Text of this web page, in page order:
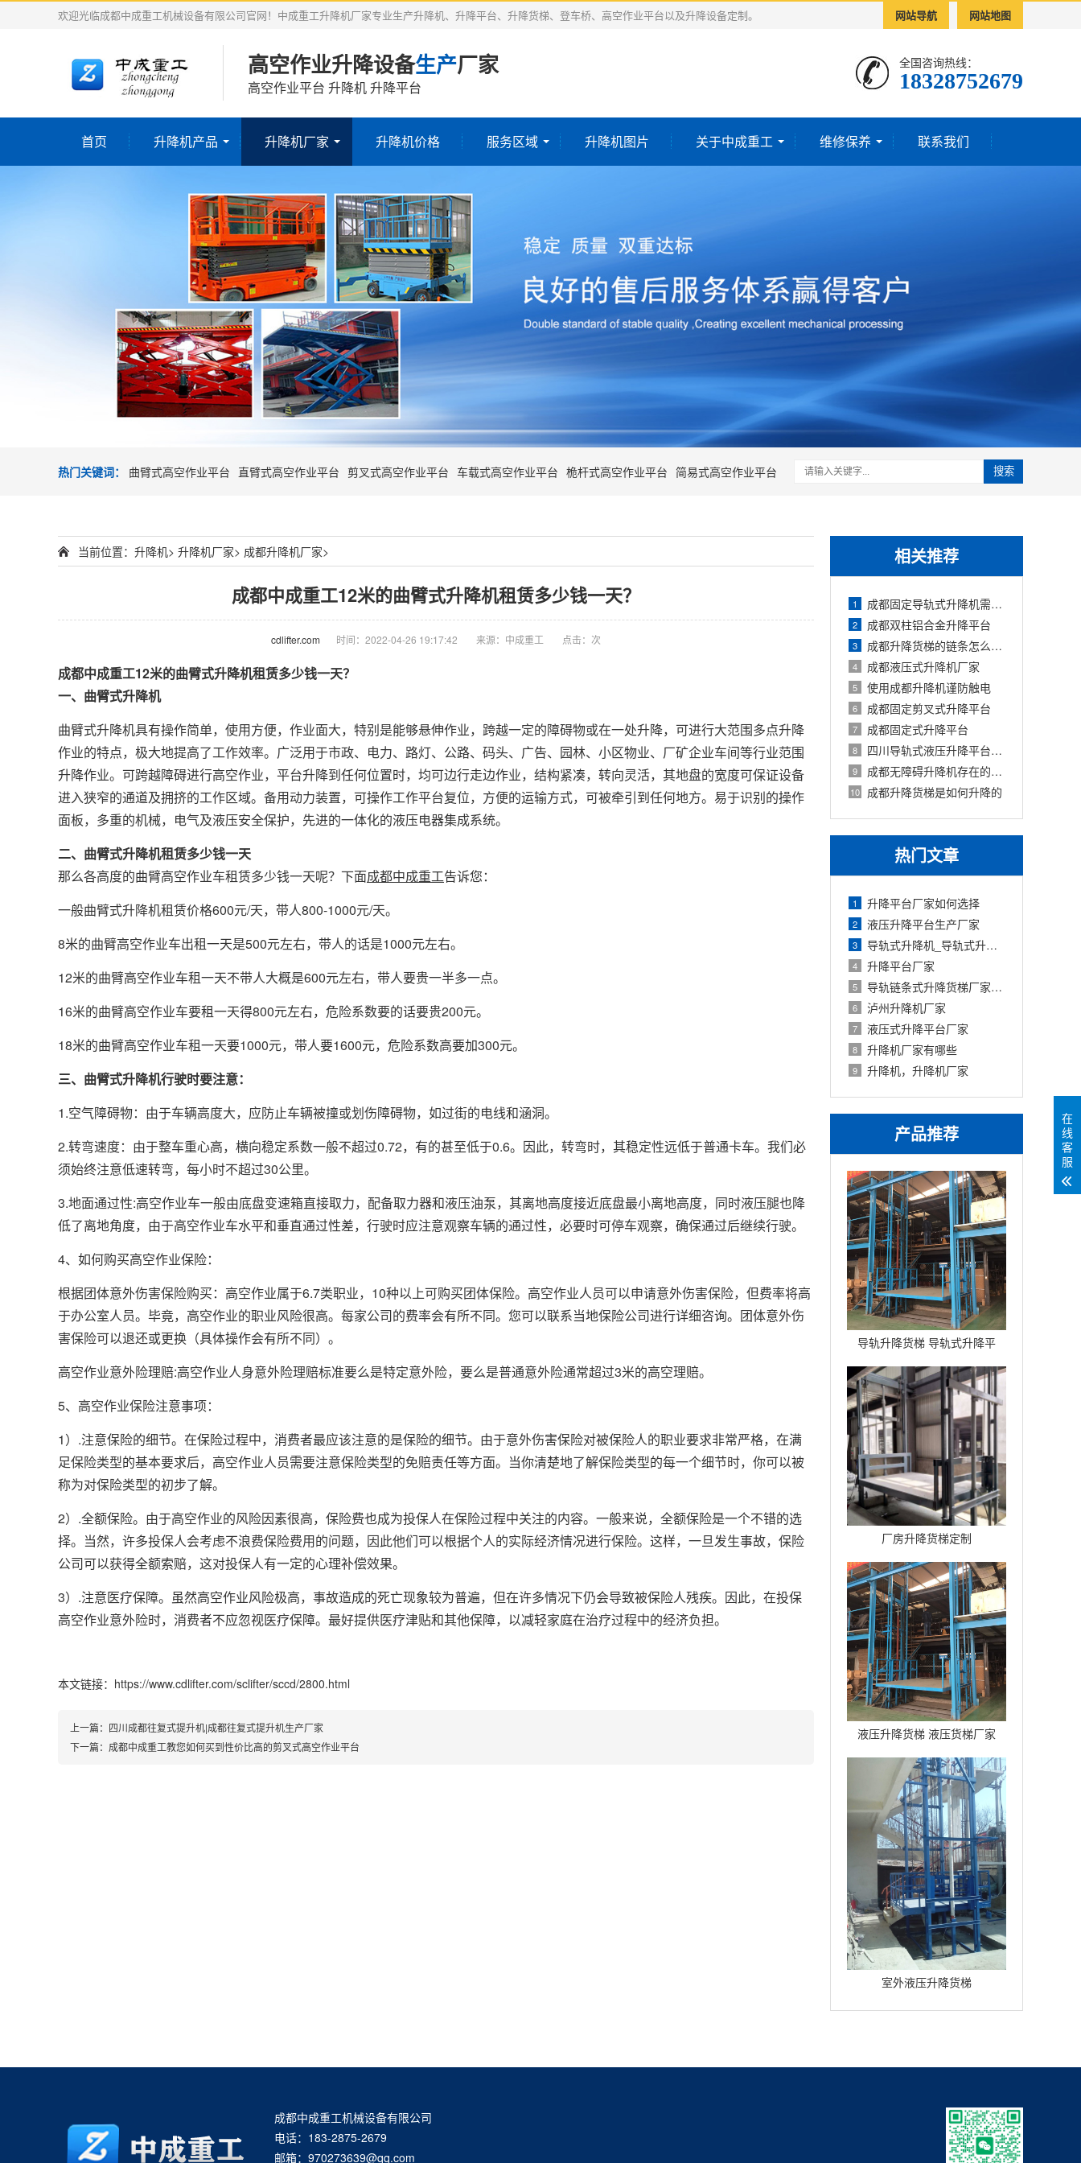
网站导航 网站地图
欢迎光临成都中成重工机械设备有限公司官网！中成重工升降机厂家专业生产升降机、升降平台、升降货梯、登车桥、高空作业平台以及升降设备定制。
高空作业升降设备生产厂家
高空作业平台 升降机 升降平台
全国咨询热线：
18328752679‬
首页 升降机产品 升降机厂家 升降机价格 服务区域 升降机图片 关于中成重工 维修保养 联系我们
热门关键词： 曲臂式高空作业平台 直臂式高空作业平台 剪叉式高空作业平台 车载式高空作业平台 桅杆式高空作业平台 简易式高空作业平台 搜索
相关推荐
1 成都固定导轨式升降机需要注意哪些问题
2 成都双柱铝合金升降平台
3 成都升降货梯的链条怎么保养
4 成都液压式升降机厂家
5 使用成都升降机谨防触电
6 成都固定剪叉式升降平台
7 成都固定式升降平台
8 四川导轨式液压升降平台使用注意事项有
9 成都无障碍升降机存在的价值
10 成都升降货梯是如何升降的
热门文章
1 升降平台厂家如何选择
2 液压升降平台生产厂家
3 导轨式升降机_导轨式升降平台厂家
4 升降平台厂家
5 导轨链条式升降货梯厂家定制
6 泸州升降机厂家
7 液压式升降平台厂家
8 升降机厂家有哪些
9 升降机，升降机厂家
产品推荐
导轨升降货梯 导轨式升降平
台
厂房升降货梯定制
液压升降货梯 液压货梯厂家
室外液压升降货梯
当前位置： 升降机> 升降机厂家> 成都升降机厂家>
成都中成重工12米的曲臂式升降机租赁多少钱一天？
cdlifter.com 时间：2022-04-26 19:17:42 来源：中成重工 点击： 次
成都中成重工12米的曲臂式升降机租赁多少钱一天？
一、 曲臂式升降机
曲臂式升降机具有操作简单，使用方便，作业面大，特别是能够悬伸作业，跨越一定的障碍物或在一处升降，可进行大范围多点升降
作业的特点，极大地提高了工作效率。广泛用于市政、电力、路灯、公路、码头、广告、园林、小区物业、厂矿企业车间等行业范围
升降作业。可跨越障碍进行高空作业，平台升降到任何位置时，均可边行走边作业，结构紧凑，转向灵活，其地盘的宽度可保证设备
进入狭窄的通道及拥挤的工作区域。备用动力装置，可操作工作平台复位，方便的运输方式，可被牵引到任何地方。易于识别的操作
面板，多重的机械，电气及液压安全保护，先进的一体化的液压电器集成系统。
二、 曲臂式升降机租赁多少钱一天
那么各高度的曲臂高空作业车租赁多少钱一天呢？下面成都中成重工告诉您：
一般曲臂式升降机租赁价格600元/天，带人800-1000元/天。
8米的曲臂高空作业车出租一天是500元左右，带人的话是1000元左右。
12米的曲臂高空作业车租一天不带人大概是600元左右，带人要贵一半多一点。
16米的曲臂高空作业车要租一天得800元左右，危险系数要的话要贵200元。
18米的曲臂高空作业车租一天要1000元，带人要1600元，危险系数高要加300元。
三、曲臂式升降机行驶时要注意：
1.空气障碍物：由于车辆高度大，应防止车辆被撞或划伤障碍物，如过街的电线和涵洞。
2.转弯速度：由于整车重心高，横向稳定系数一般不超过0.72，有的甚至低于0.6。因此，转弯时，其稳定性远低于普通卡车。我们必
须始终注意低速转弯，每小时不超过30公里。
3.地面通过性:高空作业车一般由底盘变速箱直接取力，配备取力器和液压油泵，其离地高度接近底盘最小离地高度，同时液压腿也降
低了离地角度，由于高空作业车水平和垂直通过性差，行驶时应注意观察车辆的通过性，必要时可停车观察，确保通过后继续行驶。
4、如何购买高空作业保险：
根据团体意外伤害保险购买：高空作业属于6.7类职业，10种以上可购买团体保险。高空作业人员可以申请意外伤害保险，但费率将高
于办公室人员。毕竟，高空作业的职业风险很高。每家公司的费率会有所不同。您可以联系当地保险公司进行详细咨询。团体意外伤
害保险可以退还或更换（具体操作会有所不同）。
高空作业意外险理赔:高空作业人身意外险理赔标准要么是特定意外险，要么是普通意外险通常超过3米的高空理赔。
5、高空作业保险注意事项：
1）.注意保险的细节。在保险过程中，消费者最应该注意的是保险的细节。由于意外伤害保险对被保险人的职业要求非常严格，在满
足保险类型的基本要求后，高空作业人员需要注意保险类型的免赔责任等方面。当你清楚地了解保险类型的每一个细节时，你可以被
称为对保险类型的初步了解。
2）.全额保险。由于高空作业的风险因素很高，保险费也成为投保人在保险过程中关注的内容。一般来说，全额保险是一个不错的选
择。当然，许多投保人会考虑不浪费保险费用的问题，因此他们可以根据个人的实际经济情况进行保险。这样，一旦发生事故，保险
公司可以获得全额索赔，这对投保人有一定的心理补偿效果。
3）.注意医疗保障。虽然高空作业风险极高，事故造成的死亡现象较为普遍，但在许多情况下仍会导致被保险人残疾。因此，在投保
高空作业意外险时，消费者不应忽视医疗保障。最好提供医疗津贴和其他保障，以减轻家庭在治疗过程中的经济负担。
本文链接：https://www.cdlifter.com/sclifter/sccd/2800.html
上一篇： 四川成都往复式提升机|成都往复式提升机生产厂家
下一篇： 成都中成重工教您如何买到性价比高的剪叉式高空作业平台
成都中成重工机械设备有限公司
电话：183-2875-2679
邮箱：970273639@qq.com
在
线
客
服